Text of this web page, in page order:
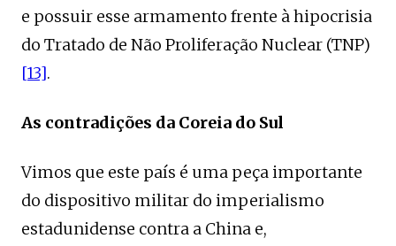
e possuir esse armamento frente à hipocrisia
do Tratado de Não Proliferação Nuclear (TNP)
[13].
As contradições da Coreia do Sul
Vimos que este país é uma peça importante
do dispositivo militar do imperialismo
estadunidense contra a China e,